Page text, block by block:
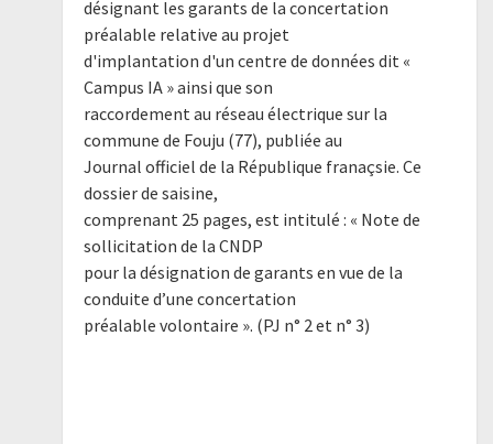
désignant les garants de la concertation
préalable relative au projet
d'implantation d'un centre de données dit «
Campus IA » ainsi que son
raccordement au réseau électrique sur la
commune de Fouju (77), publiée au
Journal officiel de la République franaçsie. Ce
dossier de saisine,
comprenant 25 pages, est intitulé : « Note de
sollicitation de la CNDP
pour la désignation de garants en vue de la
conduite d’une concertation
préalable volontaire ». (PJ n° 2 et n° 3)